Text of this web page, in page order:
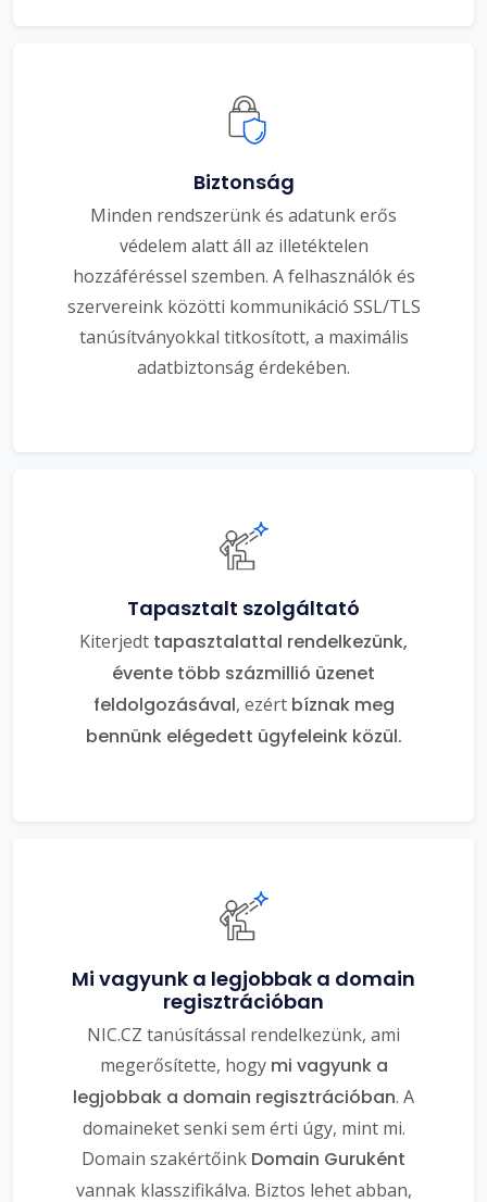
Biztonság
Minden rendszerünk és adatunk erős
védelem alatt áll az illetéktelen
hozzáféréssel szemben. A felhasználók és
szervereink közötti kommunikáció SSL/TLS
tanúsítványokkal titkosított, a maximális
adatbiztonság érdekében.
Tapasztalt szolgáltató
Kiterjedt tapasztalattal rendelkezünk,
évente több százmillió üzenet
feldolgozásával, ezért bíznak meg
bennünk elégedett ügyfeleink közül.
Mi vagyunk a legjobbak a domain
regisztrációban
NIC.CZ tanúsítással rendelkezünk, ami
megerősítette, hogy mi vagyunk a
legjobbak a domain regisztrációban. A
domaineket senki sem érti úgy, mint mi.
Domain szakértőink Domain Guruként
vannak klasszifikálva. Biztos lehet abban,